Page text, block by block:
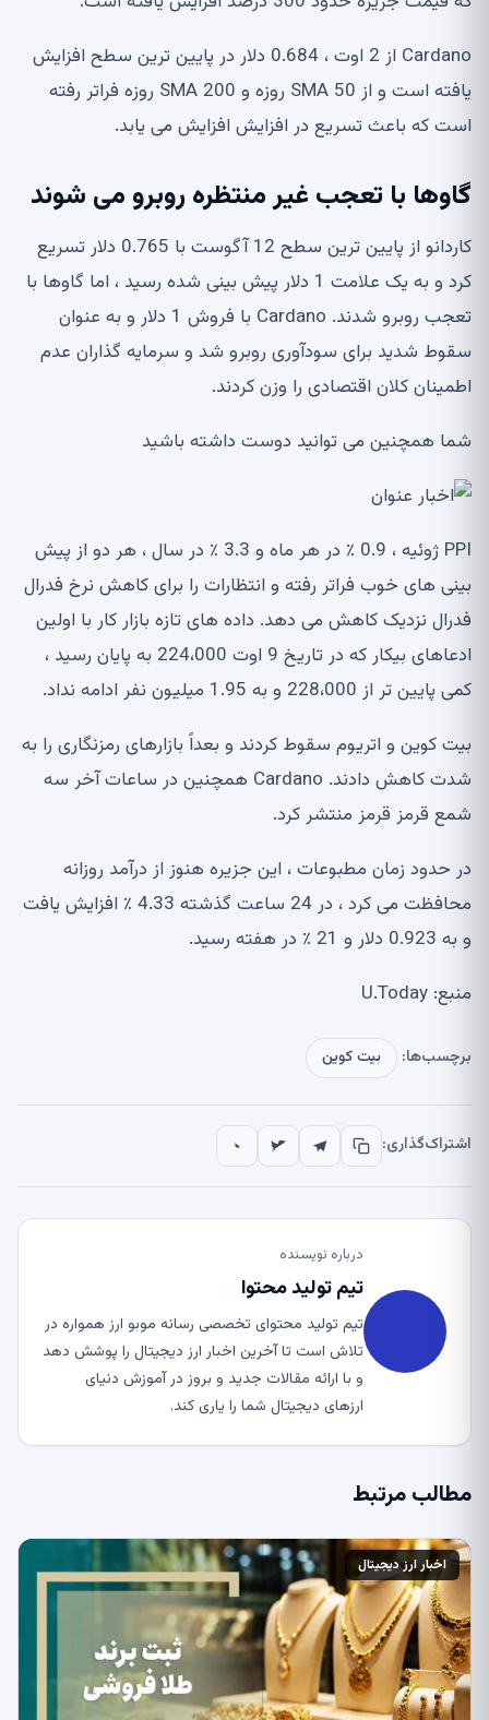
Cardano از 2 اوت ، 0.684 دلار در پایین ترین سطح افزایش
یافته است و از SMA 50 روزه و SMA 200 روزه فراتر رفته
است که باعث تسریع در افزایش افزایش می یابد.
گاوها با تعجب غیر منتظره روبرو می شوند
کاردانو از پایین ترین سطح 12 آگوست با 0.765 دلار تسریع
کرد و به یک علامت 1 دلار پیش بینی شده رسید ، اما گاوها با
تعجب روبرو شدند. Cardano با فروش 1 دلار و به عنوان
سقوط شدید برای سودآوری روبرو شد و سرمایه گذاران عدم
اطمینان کلان اقتصادی را وزن کردند.
شما همچنین می توانید دوست داشته باشید
PPI ژوئیه ، 0.9 ٪ در هر ماه و 3.3 ٪ در سال ، هر دو از پیش
بینی های خوب فراتر رفته و انتظارات را برای کاهش نرخ فدرال
فدرال نزدیک کاهش می دهد. داده های تازه بازار کار با اولین
ادعاهای بیکار که در تاریخ 9 اوت 224،000 به پایان رسید ،
کمی پایین تر از 228،000 و به 1.95 میلیون نفر ادامه نداد.
بیت کوین و اتریوم سقوط کردند و بعداً بازارهای رمزنگاری را به
شدت کاهش دادند. Cardano همچنین در ساعات آخر سه
شمع قرمز قرمز منتشر کرد.
در حدود زمان مطبوعات ، این جزیره هنوز از درآمد روزانه
محافظت می کرد ، در 24 ساعت گذشته 4.33 ٪ افزایش یافت
و به 0.923 دلار و 21 ٪ در هفته رسید.
منبع: U.Today
برچسب‌ها: بیت کوین
اشتراک‌گذاری:
درباره نویسنده
تیم تولید محتوا
تیم تولید محتوای تخصصی رسانه موبو ارز همواره در
تلاش است تا آخرین اخبار ارز دیجیتال را پوشش دهد
و با ارائه مقالات جدید و بروز در آموزش دنیای
ارزهای دیجیتال شما را یاری کند.
مطالب مرتبط
اخبار ارز دیجیتال